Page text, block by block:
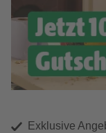
Exklusive